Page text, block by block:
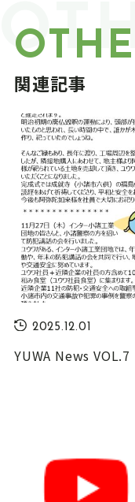
関連記事
2025.12.01
YUWA News VOL.7